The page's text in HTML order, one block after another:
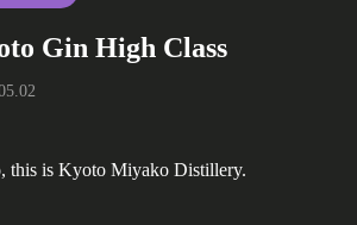
Gin High Class
this is Kyoto Miyako Distillery.